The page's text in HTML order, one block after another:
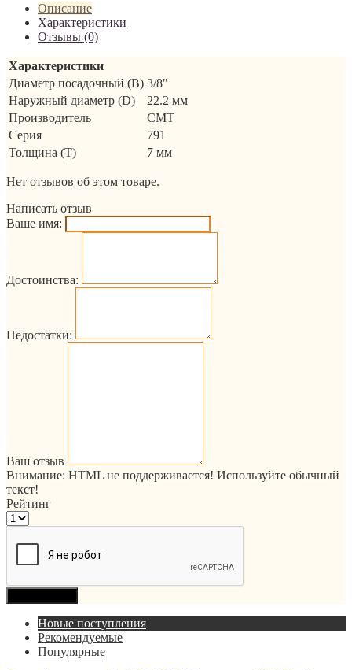
Описание
Характеристики
Отзывы (0)
Характеристики
Диаметр посадочный (B) 3/8"
Наружный диаметр (D)
22.2 мм
Производитель
CMT
Серия
791
Толщина (T)
7 мм
Нет отзывов об этом товаре.
Написать отзыв
Ваше имя:
Достоинства:
Недостатки:
Ваш отзыв
Внимание: HTML не поддерживается! Используйте обычный
текст!
Рейтинг
Новые поступления
Рекомендуемые
Популярные